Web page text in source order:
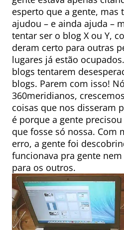
esperto que a gente, mas
ajudou – e ainda ajuda –
tentar ser o blog X ou Y,
deram certo para outras
lugares já estão
blogs tentarem
blogs. Parem com isso!
360meridianos,
coisas que nos disseram
é porque a gente
que fosse só nossa. Com
erro, a gente foi
funcionava pra gente
para os outros.